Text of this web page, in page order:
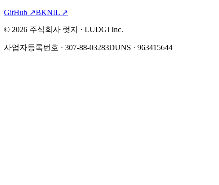
GitHub ↗BKNIL ↗
© 2026 주식회사 럿지 · LUDGI Inc.
사업자등록번호 · 307-88-03283DUNS · 963415644